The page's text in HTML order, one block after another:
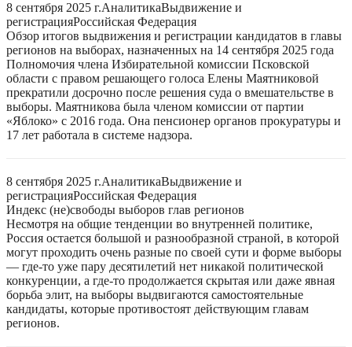
8 сентября 2025 г.АналитикаВыдвижение и
регистрацияРоссийская Федерация
Обзор итогов выдвижения и регистрации кандидатов в главы
регионов на выборах, назначенных на 14 сентября 2025 года
Полномочия члена Избирательной комиссии Псковской
области с правом решающего голоса Елены Маятниковой
прекратили досрочно после решения суда о вмешательстве в
выборы. Маятникова была членом комиссии от партии
«Яблоко» с 2016 года. Она пенсионер органов прокуратуры и
17 лет работала в системе надзора.
8 сентября 2025 г.АналитикаВыдвижение и
регистрацияРоссийская Федерация
Индекс (не)свободы выборов глав регионов
Несмотря на общие тенденции во внутренней политике,
Россия остается большой и разнообразной страной, в которой
могут проходить очень разные по своей сути и форме выборы
— где-то уже пару десятилетий нет никакой политической
конкуренции, а где-то продолжается скрытая или даже явная
борьба элит, на выборы выдвигаются самостоятельные
кандидаты, которые противостоят действующим главам
регионов.